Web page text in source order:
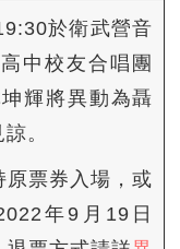
於衛武營音
中校友合唱團
輝將異動為聶
。
票券入場，或
年9月19日